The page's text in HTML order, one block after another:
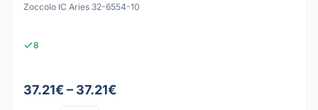
Zoccolo IC Aries 32-6554-10
8
37.21€ – 37.21€